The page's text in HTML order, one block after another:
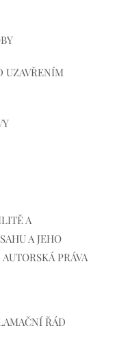
UZAVŘENÍM
A
A JEHO
PRÁVA
ŘÁD